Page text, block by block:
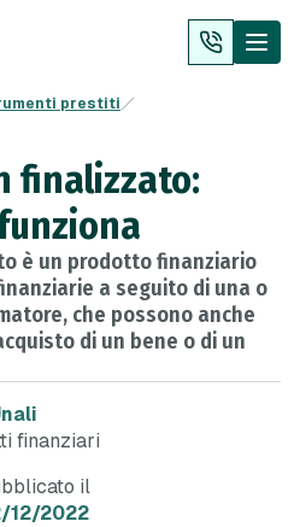
prestiti
finalizzato:
è un prodotto finanziario
a seguito di una o
che possono anche
di un bene o di un
finanziari
il
12/2022